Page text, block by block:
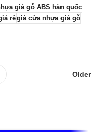
giả gỗ ABS hàn quốc
rẻgiá cửa nhựa giả gỗ
Older